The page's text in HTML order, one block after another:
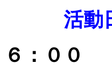
活動
６：００